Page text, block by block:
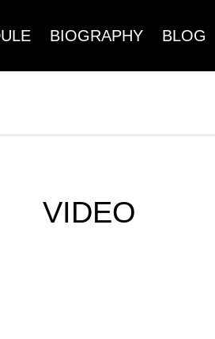
BIOGRAPHY BLOG
VIDEO